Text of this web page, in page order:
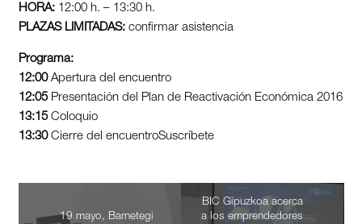
HORA:12:00 h. – 13:30 h.
PLAZAS LIMITADAS:confirmar asistencia
Programa:
12:00Apertura del encuentro
12:05Presentación del Plan de Reactivación Económica 2016
13:15Coloquio
13:30Cierre del encuentroSuscríbete
19 mayo, Barnetegi
BIC Gipuzkoa acerca
a los emprendedores